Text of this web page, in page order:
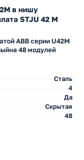
в нишу
STJU 42 M
АВВ серии U42M
48 модулей
Сталь
4
Да
Скрытая
48